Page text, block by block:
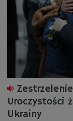
Uroczystości
Ukrainy